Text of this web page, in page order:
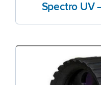
Spectro UV